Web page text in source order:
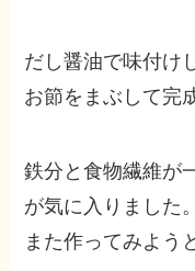
だし醤油で味付け
お節をまぶして完
鉄分と食物繊維が
が気に入りました。
また作ってみよう